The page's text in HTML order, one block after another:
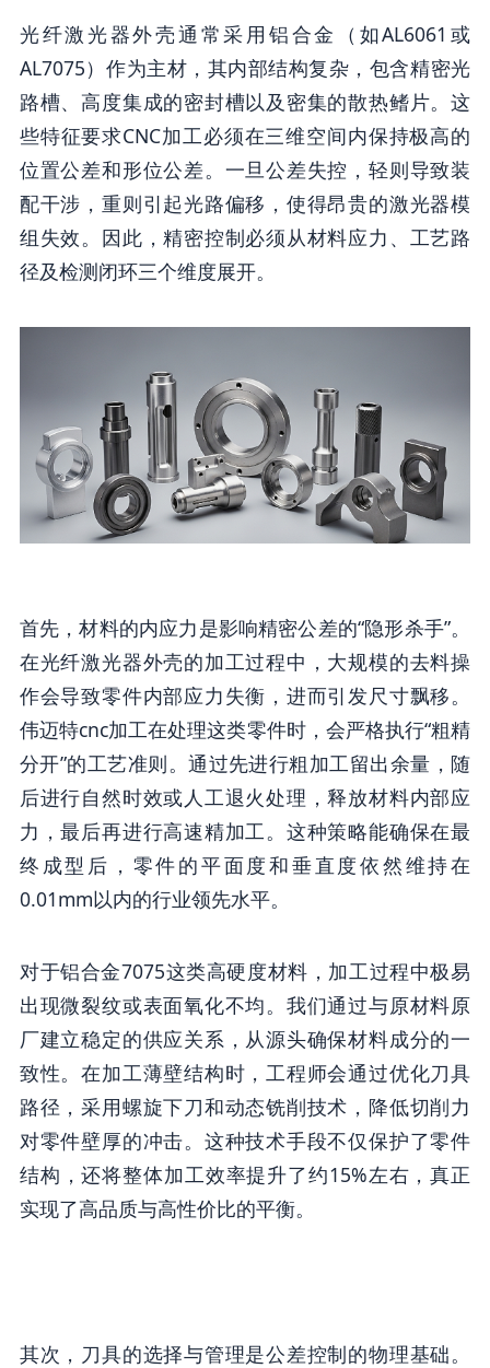
光纤激光器外壳通常采用铝合金（如AL6061或
AL7075）作为主材，其内部结构复杂，包含精密光
路槽、高度集成的密封槽以及密集的散热鳍片。这
些特征要求CNC加工必须在三维空间内保持极高的
位置公差和形位公差。一旦公差失控，轻则导致装
配干涉，重则引起光路偏移，使得昂贵的激光器模
组失效。因此，精密控制必须从材料应力、工艺路
径及检测闭环三个维度展开。
首先，材料的内应力是影响精密公差的“隐形杀手”。
在光纤激光器外壳的加工过程中，大规模的去料操
作会导致零件内部应力失衡，进而引发尺寸飘移。
伟迈特cnc加工在处理这类零件时，会严格执行“粗精
分开”的工艺准则。通过先进行粗加工留出余量，随
后进行自然时效或人工退火处理，释放材料内部应
力，最后再进行高速精加工。这种策略能确保在最
终成型后，零件的平面度和垂直度依然维持在
0.01mm以内的行业领先水平。
对于铝合金7075这类高硬度材料，加工过程中极易
出现微裂纹或表面氧化不均。我们通过与原材料原
厂建立稳定的供应关系，从源头确保材料成分的一
致性。在加工薄壁结构时，工程师会通过优化刀具
路径，采用螺旋下刀和动态铣削技术，降低切削力
对零件壁厚的冲击。这种技术手段不仅保护了零件
结构，还将整体加工效率提升了约15%左右，真正
实现了高品质与高性价比的平衡。
其次，刀具的选择与管理是公差控制的物理基础。